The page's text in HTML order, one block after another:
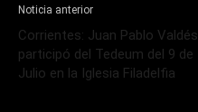
Noticia anterior
Corrientes: Juan Pablo Valdés
participó del Tedeum del 9 de
Julio en la Iglesia Filadelfia